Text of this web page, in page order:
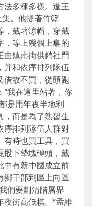
法多種多樣。逢王
。他提著竹籃
，戴著涼帽，穿戴
，等上幾個上集的
曲鎮南街供銷社門
并和依序排列隊伍
借故不買，從頭跑
我在這里站著，你
是用年夜半地利
，而是為了熟習生
序排列隊伍人群對
有時也買工具，買
股下墊塊磚頭，戴
中有新中國成立前
鄉干部到區上向區
們要劃清階層界
街高低棋。”孟維